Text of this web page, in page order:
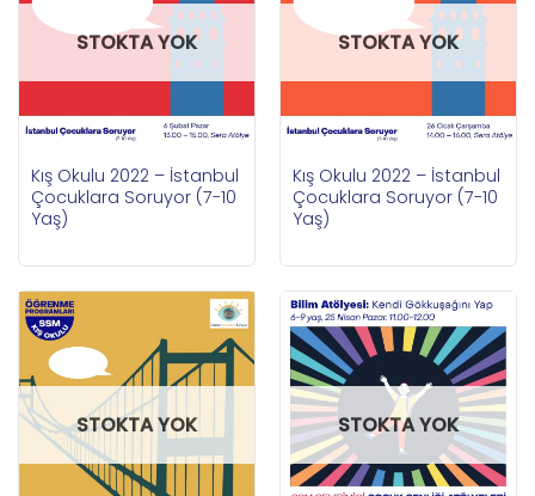
STOKTA YOK
Kış Okulu 2022 – İstanbul
Çocuklara Soruyor (7-10
Yaş)
STOKTA YOK
Kış Okulu 2022 – İstanbul
Çocuklara Soruyor (7-10
Yaş)
STOKTA YOK STOKTA YOK